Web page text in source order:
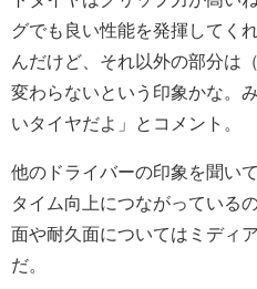
グでも良い性能を発揮してく
んだけど、それ以外の部分は
変わらないという印象かな。
いタイヤだよ」とコメント。
他のドライバーの印象を聞い
タイム向上につながっている
面や耐久面についてはミディ
だ。